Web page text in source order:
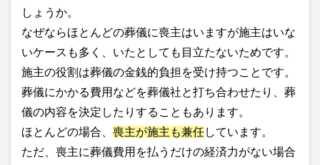
しょうか。
なぜならほとんどの葬儀に喪主はいますが施主はいな
いケースも多く、いたとしても目立たないためです。
施主の役割は葬儀の金銭的負担を受け持つことです。
葬儀にかかる費用などを葬儀社と打ち合わせたり、葬
儀の内容を決定したりすることもあります。
ほとんどの場合、 喪主が施主も兼任しています。
ただ、喪主に葬儀費用を払うだけの経済力がない場合